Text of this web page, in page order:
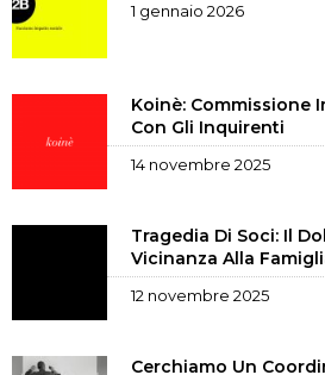
1 gennaio 2026
Koinè: Commissione
Con Gli Inquirenti
14 novembre 2025
Tragedia Di Soci: Il
Vicinanza Alla
12 novembre 2025
Cerchiamo Un